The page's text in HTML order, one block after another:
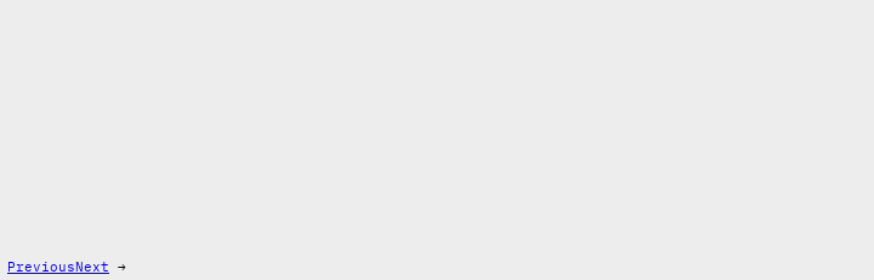
PreviousNext →